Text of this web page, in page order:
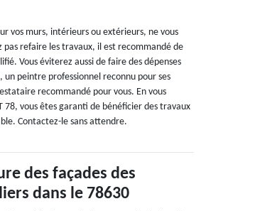
vos murs, intérieurs ou extérieurs, ne vous
pas refaire les travaux, il est recommandé de
Vous éviterez aussi de faire des dépenses
peintre professionnel reconnu pour ses
recommandé pour vous. En vous
78, vous êtes garanti de bénéficier des travaux
Contactez-le sans attendre.
des façades des
dans le 78630